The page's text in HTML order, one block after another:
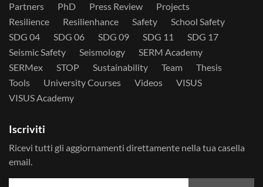
Partners
PhD Press Review
Projects
Resilience
Resilienhance Safety
School Safety
SDG 04
SDG 06 SDG 09 SDG 11
SDG 17
Seismic Safety
Seismology
SERM Academy
SERMex
STOP Sustainability Team
Thesis
Tools
University Courses Videos
VISUS
VISUS Academy
Iscriviti
Ricevi tutti gli aggiornamenti direttamente nella tua casella
email.